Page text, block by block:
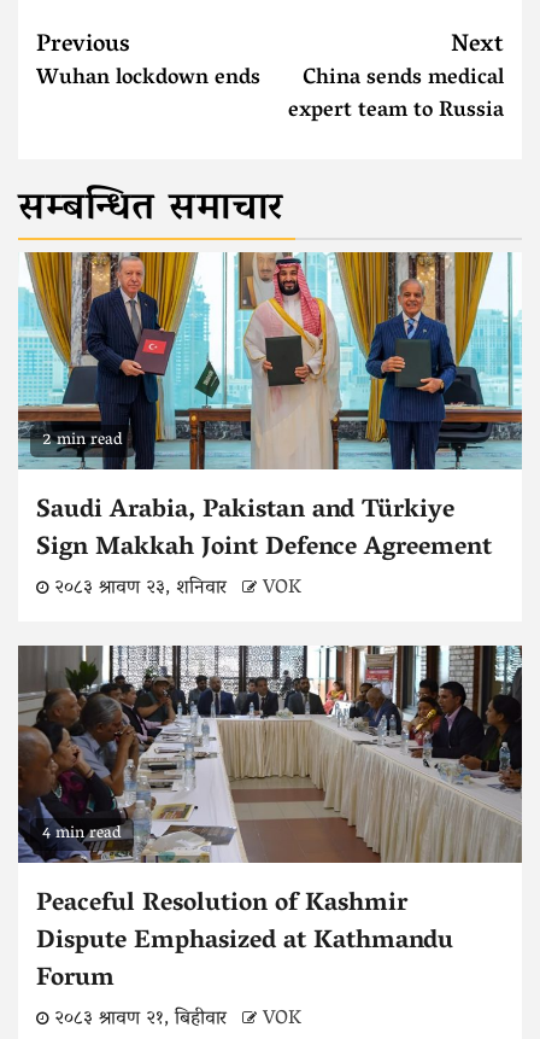
Previous
Wuhan lockdown ends
Next
China sends medical
expert team to Russia
सम्बन्धित समाचार
2 min read
Saudi Arabia, Pakistan and Türkiye
Sign Makkah Joint Defence Agreement
२०८३ श्रावण २३, शनिवार VOK
4 min read
Peaceful Resolution of Kashmir
Dispute Emphasized at Kathmandu
Forum
२०८३ श्रावण २१, बिहीवार VOK